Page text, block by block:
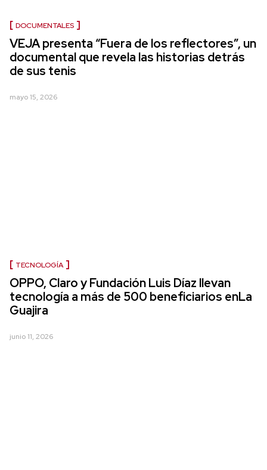
DOCUMENTALES
VEJA presenta “Fuera de los reflectores”, un
documental que revela las historias detrás
de sus tenis
mayo 15, 2026
TECNOLOGÍA
OPPO, Claro y Fundación Luis Díaz llevan
tecnología a más de 500 beneficiarios enLa
Guajira
junio 11, 2026